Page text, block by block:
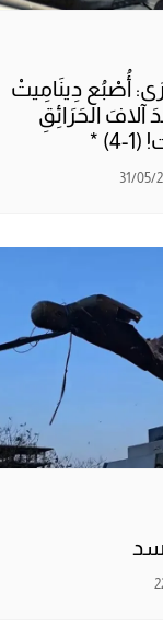
أُصْبُع دِينَامِيتْ
آلافَ الحَرَائِقِ
*
31/05/